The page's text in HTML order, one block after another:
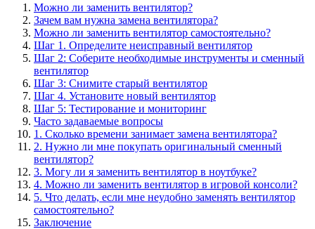
Можно ли заменить вентилятор?
Зачем вам нужна замена вентилятора?
Можно ли заменить вентилятор самостоятельно?
Шаг 1. Определите неисправный вентилятор
Шаг 2: Соберите необходимые инструменты и сменный
вентилятор
Шаг 3: Снимите старый вентилятор
Шаг 4. Установите новый вентилятор
Шаг 5: Тестирование и мониторинг
Часто задаваемые вопросы
1. Сколько времени занимает замена вентилятора?
2. Нужно ли мне покупать оригинальный сменный
вентилятор?
3. Могу ли я заменить вентилятор в ноутбуке?
4. Можно ли заменить вентилятор в игровой консоли?
5. Что делать, если мне неудобно заменять вентилятор
самостоятельно?
Заключение